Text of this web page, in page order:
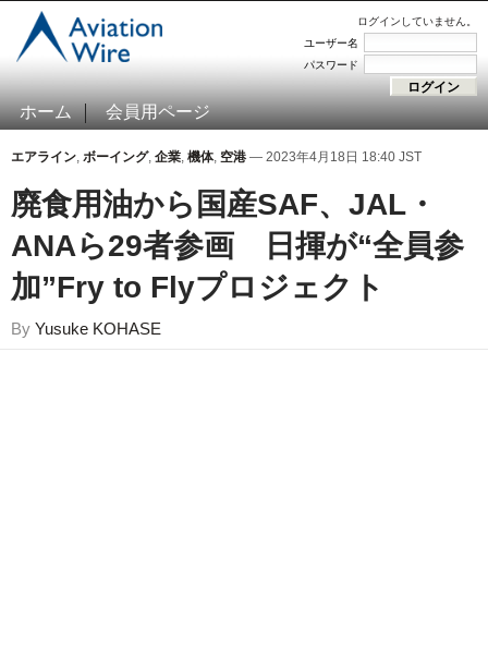
ログインしていません。
ユーザー名
パスワード
ホーム 会員用ページ
エアライン, ボーイング, 企業, 機体, 空港 — 2023年4月18日 18:40 JST
廃食用油から国産SAF、JAL・
ANAら29者参画 日揮が“全員参
加”Fry to Flyプロジェクト
By Yusuke KOHASE